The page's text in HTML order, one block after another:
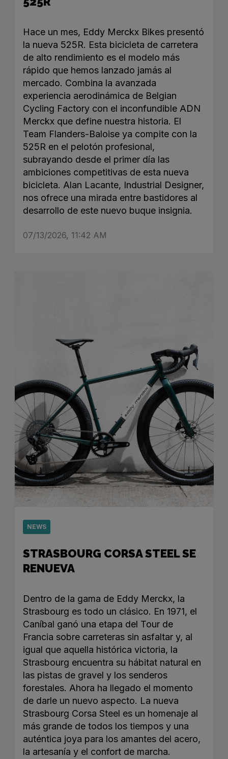
Hace un mes, Eddy Merckx Bikes presentó
la nueva 525R. Esta bicicleta de carretera
de alto rendimiento es el modelo más
rápido que hemos lanzado jamás al
mercado. Combina la avanzada
experiencia aerodinámica de Belgian
Cycling Factory con el inconfundible ADN
Merckx que define nuestra historia. El
Team Flanders-Baloise ya compite con la
525R en el pelotón profesional,
subrayando desde el primer día las
ambiciones competitivas de esta nueva
bicicleta. Alan Lacante, Industrial Designer,
nos ofrece una mirada entre bastidores al
desarrollo de este nuevo buque insignia.
07/13/2026, 11:42 AM
NEWS
STRASBOURG CORSA STEEL SE
RENUEVA
Dentro de la gama de Eddy Merckx, la
Strasbourg es todo un clásico. En 1971, el
Caníbal ganó una etapa del Tour de
Francia sobre carreteras sin asfaltar y, al
igual que aquella histórica victoria, la
Strasbourg encuentra su hábitat natural en
las pistas de gravel y los senderos
forestales. Ahora ha llegado el momento
de darle un nuevo aspecto. La nueva
Strasbourg Corsa Steel es un homenaje al
más grande de todos los tiempos y una
auténtica joya para los amantes del acero,
la artesanía y el confort de marcha.